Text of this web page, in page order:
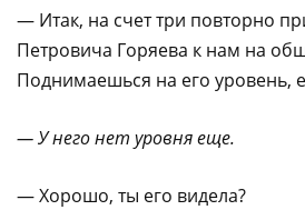
— Итак, на счет три повторно
Петровича Горяева к нам на
Поднимаешься на его уровень,
— У него нет уровня еще.
— Хорошо, ты его видела?